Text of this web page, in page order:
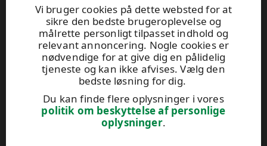
Vi bruger cookies på dette websted for at
sikre den bedste brugeroplevelse og
målrette personligt tilpasset indhold og
relevant annoncering. Nogle cookies er
nødvendige for at give dig en pålidelig
tjeneste og kan ikke afvises. Vælg den
bedste løsning for dig.
Du kan finde flere oplysninger i vores
politik om beskyttelse af personlige
oplysninger.
Betonvej 10
DK-4000 Roskilde
Tel. +45 89 88 70 37
plywood.sales@upm.com
Find din forhandler
General Sales Conditions
UPM Code of Conduct